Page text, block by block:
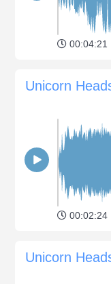
00:04:21
Unicorn
00:02:24
Unicorn